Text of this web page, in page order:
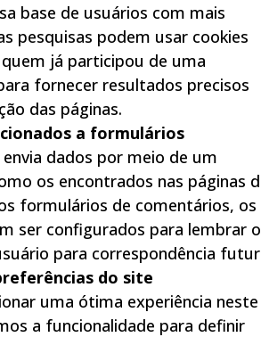
base de usuários com mais
pesquisas podem usar cookies
já participou de uma
fornecer resultados precisos
das páginas.
a formulários
dados por meio de um
os encontrados nas páginas
formulários de comentários, os
ser configurados para lembrar
para correspondência
do site
uma ótima experiência neste
a funcionalidade para definir